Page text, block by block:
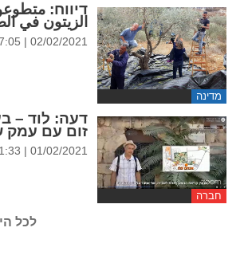
מדינה
דיווח:
الزيتون في
02/02/2021 | 17:05
חברה
דעה: לוד –
זום עם עמק
01/02/2021 | 11:33
לכל